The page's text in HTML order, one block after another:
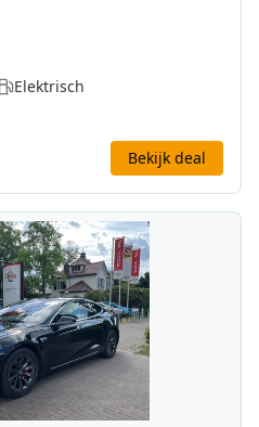
Elektrisch
Bekijk deal